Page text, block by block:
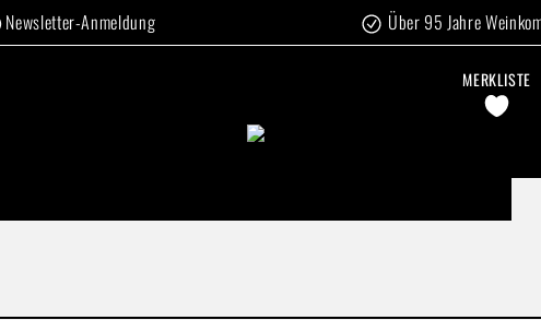
Newsletter-Anmeldung Über 95 Jahre
MERKLISTE